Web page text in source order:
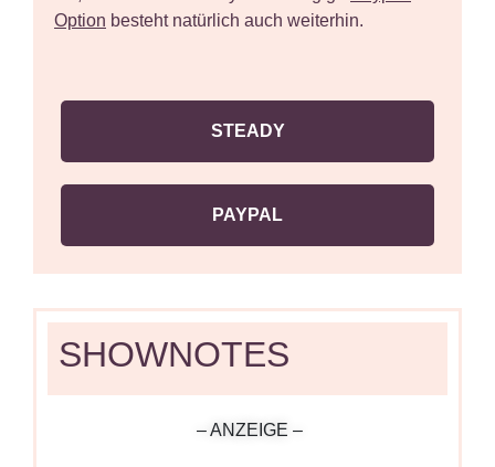
Option besteht natürlich auch weiterhin.
STEADY
PAYPAL
SHOWNOTES
– ANZEIGE –